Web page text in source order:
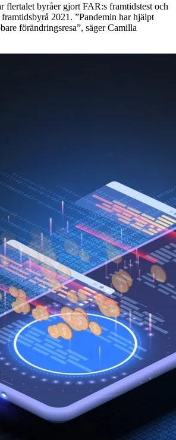
flertalet byråer gjort FAR:s framtidstest och
2021. ”Pandemin har hjälpt
förändringsresa”, säger Camilla